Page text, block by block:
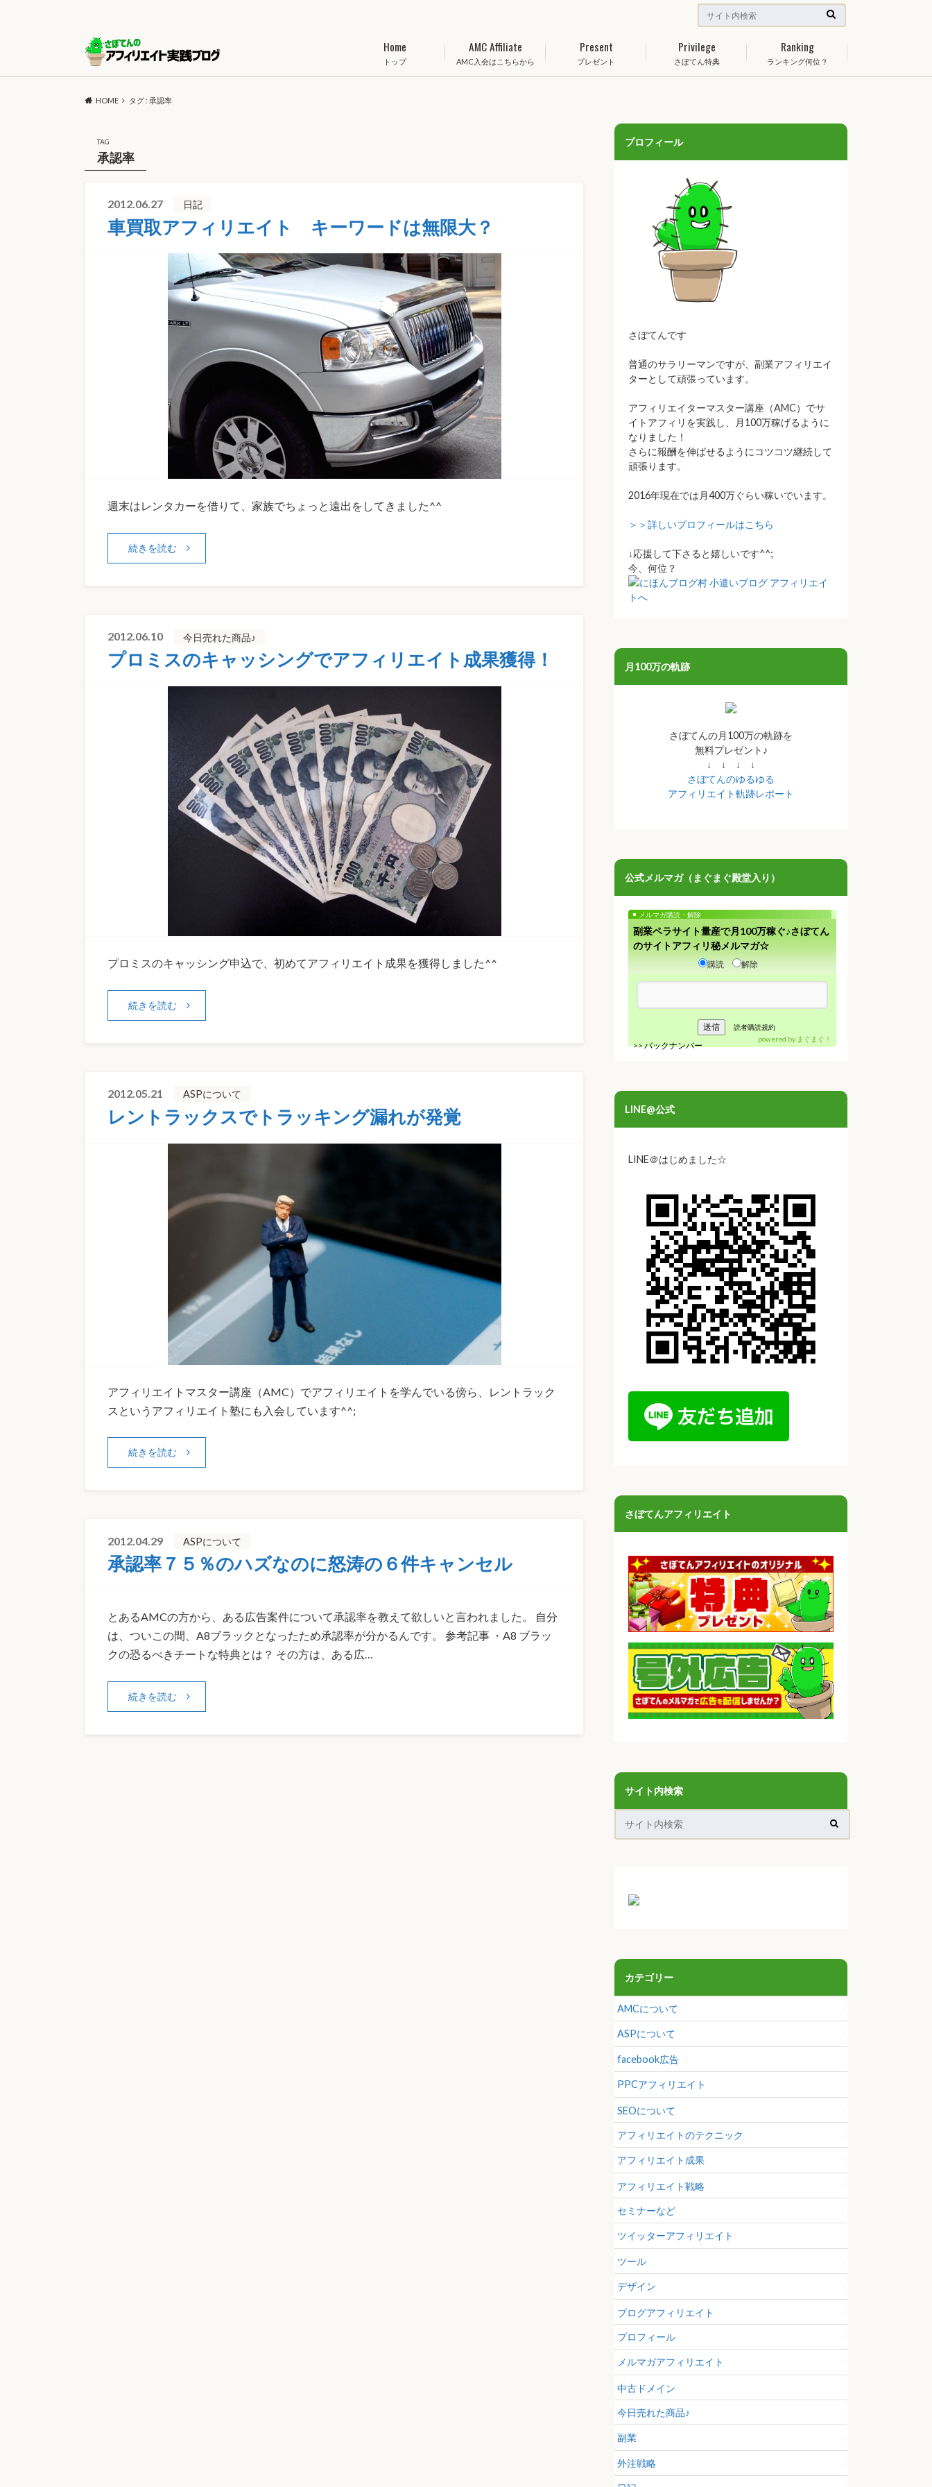
トップ
Home
AMC入会はこちらから
AMC Affiliate
プレゼント
Present
さぼてん特典
Privilege
ランキング何位？
Ranking
HOME タグ : 承認率
TAG
承認率
2012.06.27 日記
車買取アフィリエイト キーワードは無限大？
週末はレンタカーを借りて、家族でちょっと遠出をしてきました^^
続きを読む
2012.06.10 今日売れた商品♪
プロミスのキャッシングでアフィリエイト成果獲得！
プロミスのキャッシング申込で、初めてアフィリエイト成果を獲得しました^^
続きを読む
2012.05.21 ASPについて
レントラックスでトラッキング漏れが発覚
アフィリエイトマスター講座（AMC）でアフィリエイトを学んでいる傍ら、レントラック
スというアフィリエイト塾にも入会しています^^;
続きを読む
2012.04.29 ASPについて
承認率７５％のハズなのに怒涛の６件キャンセル
とあるAMCの方から、ある広告案件について承認率を教えて欲しいと言われました。 自分
は、ついこの間、A8ブラックとなったため承認率が分かるんです。 参考記事 ・A8 ブラッ
クの恐るべきチートな特典とは？ その方は、ある広…
続きを読む
プロフィール
さぼてんです
普通のサラリーマンですが、副業アフィリエイ
ターとして頑張っています。
アフィリエイターマスター講座（AMC）でサ
イトアフィリを実践し、月100万稼げるように
なりました！
さらに報酬を伸ばせるようにコツコツ継続して
頑張ります。
2016年現在では月400万ぐらい稼いでいます。
＞＞詳しいプロフィールはこちら
↓応援して下さると嬉しいです^^;
今、何位？
月100万の軌跡
さぼてんの月100万の軌跡を
無料プレゼント♪
↓ ↓ ↓ ↓
さぼてんのゆるゆる
アフィリエイト軌跡レポート
公式メルマガ（まぐまぐ殿堂入り）
メルマガ購読・解除
副業ペラサイト量産で月100万稼ぐ♪さぼてん
のサイトアフィリ秘メルマガ☆
購読 解除
読者購読規約
>>バックナンバー
powered by まぐまぐ！
LINE@公式
LINE＠はじめました☆
さぼてんアフィリエイト
サイト内検索
カテゴリー
AMCについて
ASPについて
facebook広告
PPCアフィリエイト
SEOについて
アフィリエイトのテクニック
アフィリエイト成果
アフィリエイト戦略
セミナーなど
ツイッターアフィリエイト
ツール
デザイン
ブログアフィリエイト
プロフィール
メルマガアフィリエイト
中古ドメイン
今日売れた商品♪
副業
外注戦略